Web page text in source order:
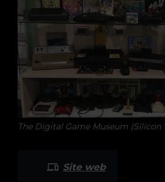
The Digital Game Museum (Silicon
Site web